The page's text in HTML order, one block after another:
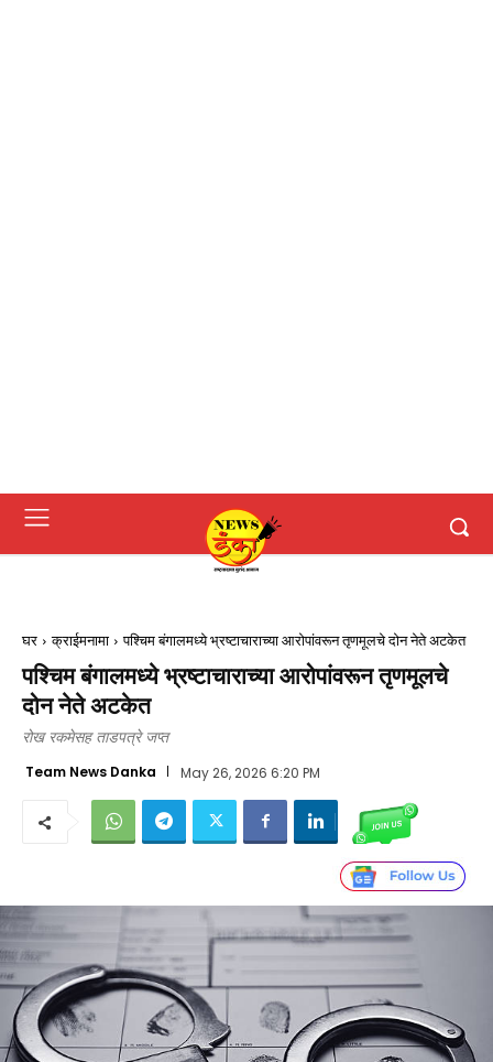
घर क्राईमनामा पश्चिम बंगालमध्ये भ्रष्टाचाराच्या आरोपांवरून तृणमूलचे दोन नेते अटकेत
पश्चिम बंगालमध्ये भ्रष्टाचाराच्या आरोपांवरून तृणमूलचे
दोन नेते अटकेत
रोख रकमेसह ताडपत्रे जप्त
Team News Danka May 26, 2026 6:20 PM